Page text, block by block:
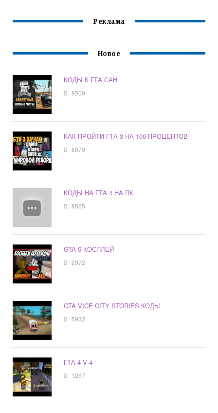
Реклама
Новое
КОДЫ К ГТА САН
8509
КАК ПРОЙТИ ГТА 3 НА 100 ПРОЦЕНТОВ
8979
КОДЫ НА ГТА 4 НА ПК
8565
GTA 5 КОСПЛЕЙ
2972
GTA VICE CITY STORIES КОДЫ
5932
ГТА 4 V 4
1267